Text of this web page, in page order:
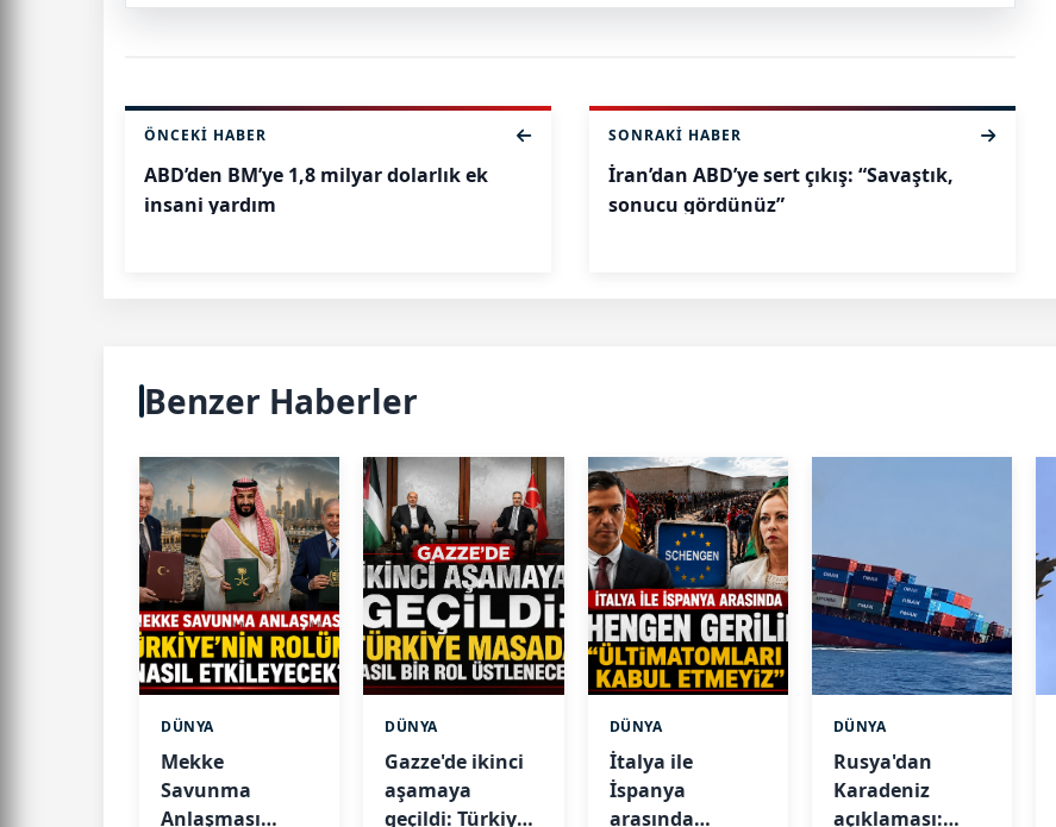
ÖNCEKI HABER
ABD’den BM’ye 1,8 milyar dolarlık ek
insani yardım
SONRAKI HABER
İran’dan ABD’ye sert çıkış: “Savaştık,
sonucu gördünüz”
Benzer Haberler
DÜNYA
Mekke
Savunma
Anlaşması
DÜNYA
Gazze'de ikinci
aşamaya
geçildi: Türkiye
DÜNYA
İtalya ile
İspanya
arasında
DÜNYA
Rusya'dan
Karadeniz
açıklaması: